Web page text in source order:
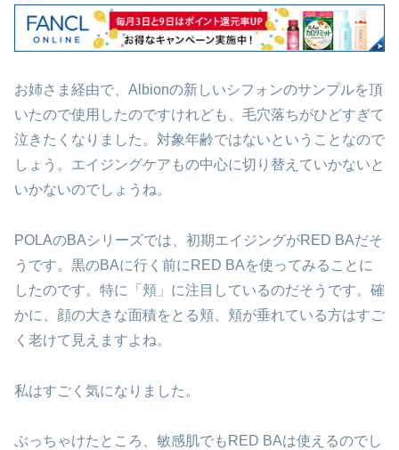
お姉さま経由で、Albionの新しいシフォンのサンプルを頂
いたので使用したのですけれども、毛穴落ちがひどすぎて
泣きたくなりました。対象年齢ではないということなので
しょう。エイジングケアもの中心に切り替えていかないと
いかないのでしょうね。
POLAのBAシリーズでは、初期エイジングがRED BAだそ
うです。黒のBAに行く前にRED BAを使ってみることに
したのです。特に「頬」に注目しているのだそうです。確
かに、顔の大きな面積をとる頬、頬が垂れている方はすご
く老けて見えますよね。
私はすごく気になりました。
ぶっちゃけたところ、敏感肌でもRED BAは使えるのでし